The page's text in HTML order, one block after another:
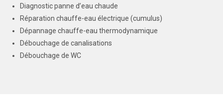
Diagnostic panne d’eau chaude
Réparation chauffe-eau électrique (cumulus)
Dépannage chauffe-eau thermodynamique
Débouchage de canalisations
Débouchage de WC